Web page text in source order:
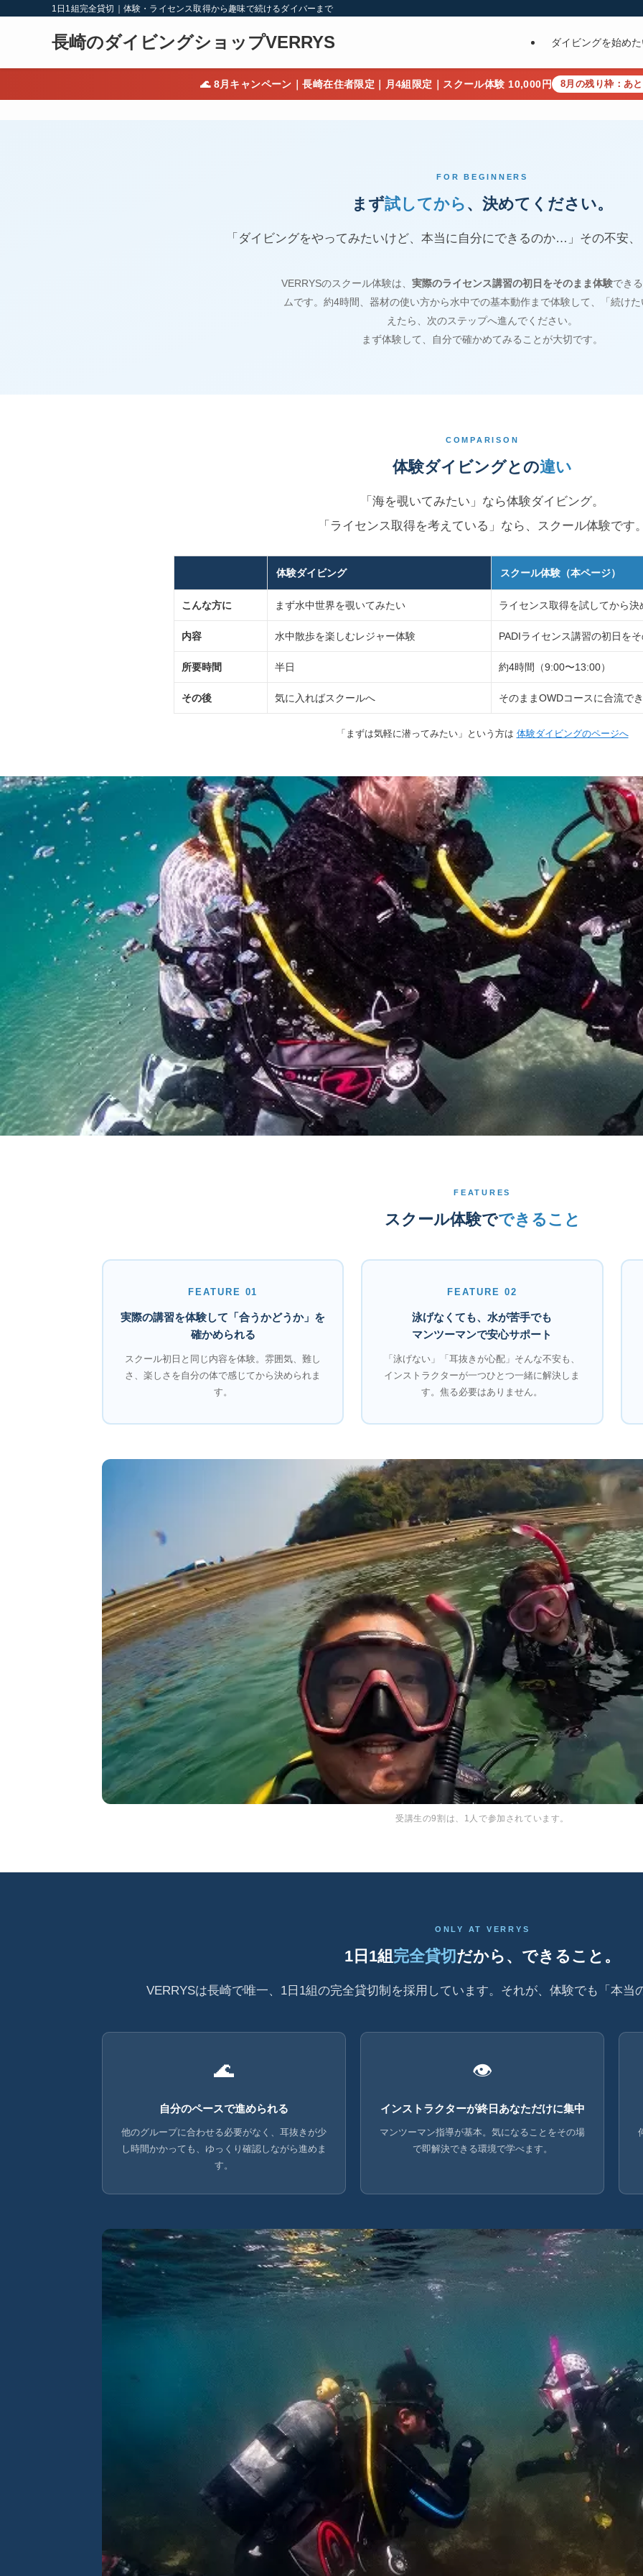
1日1組完全貸切｜体験・ライセンス取得から趣味で続けるダイバーまで
長崎のダイビングショップVERRYS ダイビングを始め
🌊 8月キャンペーン｜長崎在住者限定｜月4組限定｜スクール体験 10,000円 8月の残り枠：あ
FOR BEGINNERS
まず試してから 、決めてください。
「ダイビングをやってみたいけど、本当に自分にできるのか…」その不安
VERRYSのスクール体験は、 実際のライセンス講習の初日をそのまま体験でき
ムです。約4時間、器材の使い方から水中での基本動作まで体験して、「続け
えたら、次のステップへ進んでください。
まず体験して、自分で確かめてみることが大切です。
COMPARISON
体験ダイビングとの違い
「海を覗いてみたい」なら体験ダイビング。
「ライセンス取得を考えている」なら、スクール体験です
体験ダイビング スクール体験（本ページ）
こんな方に まず水中世界を覗いてみたい ライセンス取得を試してから決
内容 水中散歩を楽しむレジャー体験 PADIライセンス講習の初日を
所要時間 半日 約4時間（9:00〜13:00）
その後 気に入ればスクールへ そのままOWDコースに合流で
「まずは気軽に潜ってみたい」という方は 体験ダイビングのページへ
FEATURES
スクール体験でできること
FEATURE 01
実際の講習を体験して「合うかどうか」を
確かめられる
スクール初日と同じ内容を体験。雰囲気、難し
さ、楽しさを自分の体で感じてから決められま
す。
FEATURE 02
泳げなくても、水が苦手でも
マンツーマンで安心サポート
「泳げない」「耳抜きが心配」そんな不安も、
インストラクターが一つひとつ一緒に解決しま
す。焦る必要はありません。
受講生の9割は、1人で参加されています。
ONLY AT VERRYS
1日1組 完全貸切 だから、できること。
VERRYSは長崎で唯一、1日1組の完全貸切制を採用しています。それが、体験でも「本当
🌊
自分のペースで進められる
他のグループに合わせる必要がなく、耳抜きが少
し時間かかっても、ゆっくり確認しながら進めま
す。
👁
インストラクターが終日あなただけに集中
マンツーマン指導が基本。気になることをその場
で即解決できる環境で学べます。